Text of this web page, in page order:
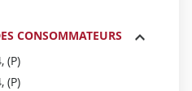
CONSOMMATEURS
(P)
(P)